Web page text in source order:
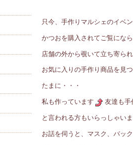
只今、手作りマルシェのイベ
かつおを購入されてご覧にな
店舗の外から覗いて立ち寄ら
お気に入りの手作り商品を見
たまに・・・
私も作っています 友達も手
と言われる方もいらっしゃい
お話を伺うと、マスク、バッ